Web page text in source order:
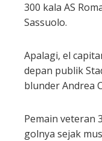
300 kala AS
Sassuolo.
Apalagi, el
depan publik
blunder Andrea
Pemain veteran
golnya sejak